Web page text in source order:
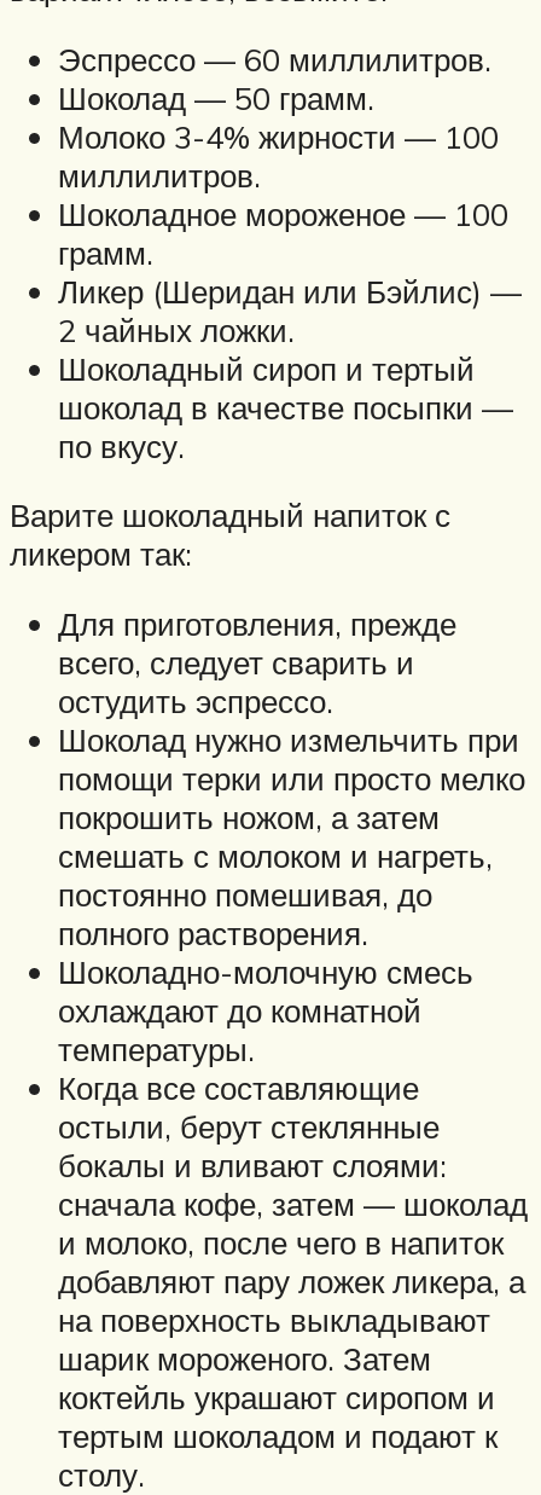
Эспрессо — 60 миллилитров.
Шоколад — 50 грамм.
Молоко 3-4% жирности — 100
миллилитров.
Шоколадное мороженое — 100
грамм.
Ликер (Шеридан или Бэйлис) —
2 чайных ложки.
Шоколадный сироп и тертый
шоколад в качестве посыпки —
по вкусу.
Варите шоколадный напиток с
ликером так:
Для приготовления, прежде
всего, следует сварить и
остудить эспрессо.
Шоколад нужно измельчить при
помощи терки или просто мелко
покрошить ножом, а затем
смешать с молоком и нагреть,
постоянно помешивая, до
полного растворения.
Шоколадно-молочную смесь
охлаждают до комнатной
температуры.
Когда все составляющие
остыли, берут стеклянные
бокалы и вливают слоями:
сначала кофе, затем — шоколад
и молоко, после чего в напиток
добавляют пару ложек ликера, а
на поверхность выкладывают
шарик мороженого. Затем
коктейль украшают сиропом и
тертым шоколадом и подают к
столу.